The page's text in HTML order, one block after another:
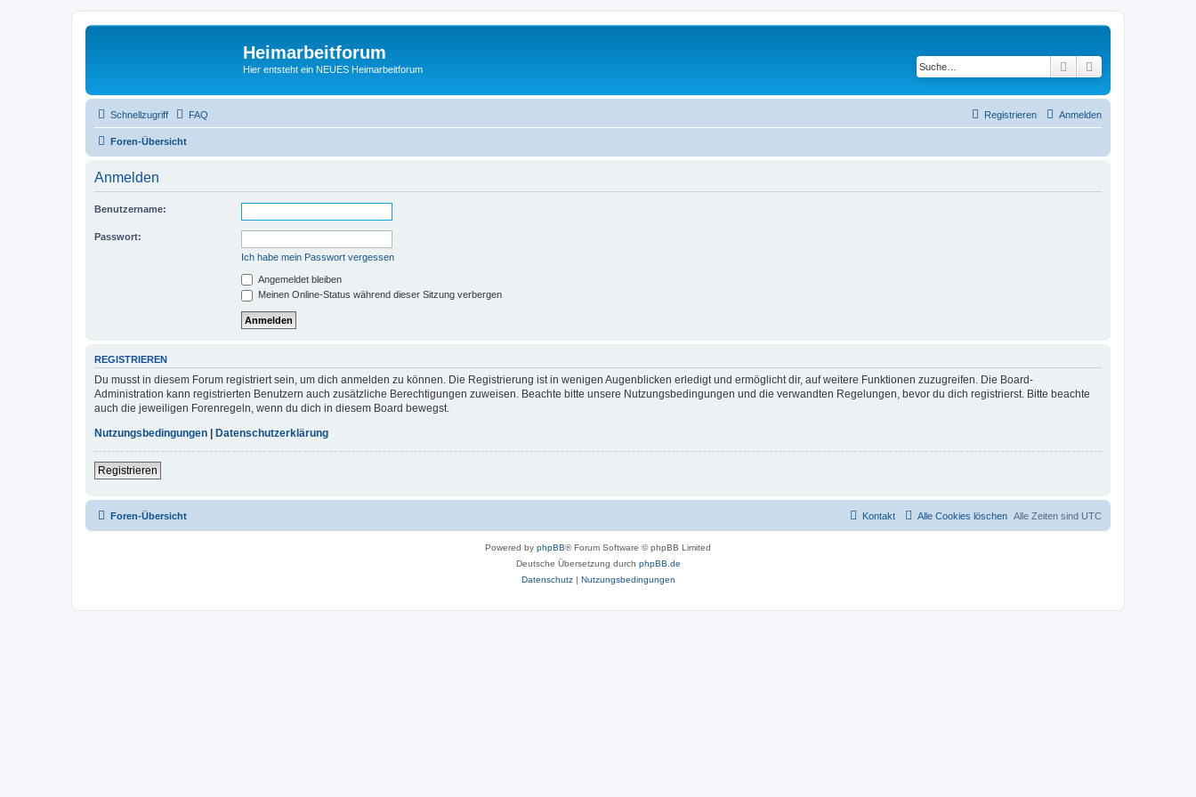
Heimarbeitforum
Hier entsteht ein NEUES Heimarbeitforum Suche
Schnellzugriff FAQ Anmelden
Registrieren
Foren-Übersicht
Anmelden
Benutzername:
Passwort:
Ich habe mein Passwort vergessen
Angemeldet bleiben
Meinen Online-Status während dieser Sitzung verbergen
REGISTRIEREN
Du musst in diesem Forum registriert sein, um dich anmelden zu können. Die Registrierung ist in wenigen Augenblicken erledigt und ermöglicht dir, auf weitere Funktionen zuzugreifen. Die Board-
Administration kann registrierten Benutzern auch zusätzliche Berechtigungen zuweisen. Beachte bitte unsere Nutzungsbedingungen und die verwandten Regelungen, bevor du dich registrierst. Bitte beachte
auch die jeweiligen Forenregeln, wenn du dich in diesem Board bewegst.
Nutzungsbedingungen
Datenschutzerklärung
Registrieren
Foren-Übersicht Alle Zeiten sind UTC
Alle Cookies löschen
Kontakt
Powered by phpBB® Forum Software © phpBB Limited
Deutsche Übersetzung durch phpBB.de
Datenschutz| Nutzungsbedingungen